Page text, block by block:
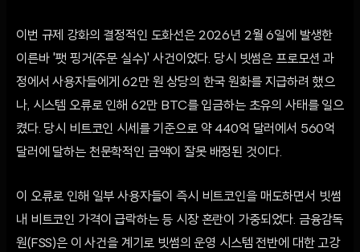
이번 규제 강화의 결정적인 도화선은 2026년 2월 6일에 발생한
이른바 '팻 핑거(주문 실수)' 사건이었다. 당시 빗썸은 프로모션 과
정에서 사용자들에게 62만 원 상당의 한국 원화를 지급하려 했으
나, 시스템 오류로 인해 62만 BTC를 입금하는 초유의 사태를 일으
켰다. 당시 비트코인 시세를 기준으로 약 440억 달러에서 560억
달러에 달하는 천문학적인 금액이 잘못 배정된 것이다.
이 오류로 인해 일부 사용자들이 즉시 비트코인을 매도하면서 빗썸
내 비트코인 가격이 급락하는 등 시장 혼란이 가중되었다. 금융감독
원(FSS)은 이 사건을 계기로 빗썸의 운영 시스템 전반에 대한 고강